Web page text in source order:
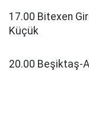
17.00 Bitexen
Küçük
20.00 Beşiktaş-